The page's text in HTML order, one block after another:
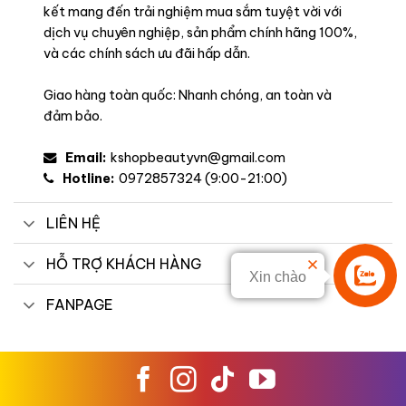
Liên hệ
Xin chào
kết mang đến trải nghiệm mua sắm tuyệt vời với
dịch vụ chuyên nghiệp, sản phẩm chính hãng 100%,
và các chính sách ưu đãi hấp dẫn.
Giao hàng toàn quốc: Nhanh chóng, an toàn và
đảm bảo.
Email: kshopbeautyvn@gmail.com
Hotline: 0972857324 (9:00-21:00)
LIÊN HỆ
HỖ TRỢ KHÁCH HÀNG
FANPAGE